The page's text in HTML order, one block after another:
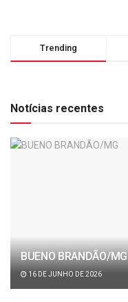
Trending
Notícias recentes
BUENO BRANDÃO/MG
16 DE JUNHO DE 2026